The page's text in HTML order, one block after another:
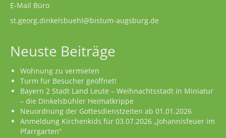
E-Mail Büro
st.georg.dinkelsbuehl@bistum-augsburg.de
Neuste Beiträge
Wohnung zu vermieten
Turm für Besucher geöffnet!
Bayern 2 Stadt Land Leute – Weihnachtsstadt in Miniatur
– die Dinkelsbühler Heimatkrippe
Neuordnung der Gottesdienstzeiten ab 01.01.2026
Anmeldung Kirchenkids für 03.07.2026 „Johannisfeuer im
Pfarrgarten“